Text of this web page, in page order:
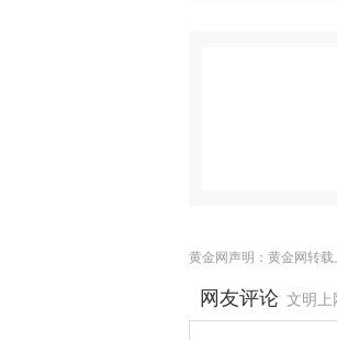
黄金网声明：黄金网转
网友评论 文明上